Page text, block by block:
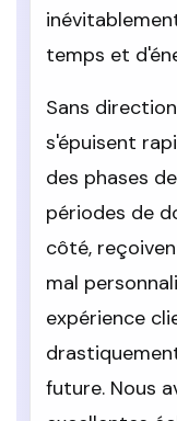
temps et
Sans
s'épuisent
des phases
périodes de
côté,
mal
expérience
future. Nous